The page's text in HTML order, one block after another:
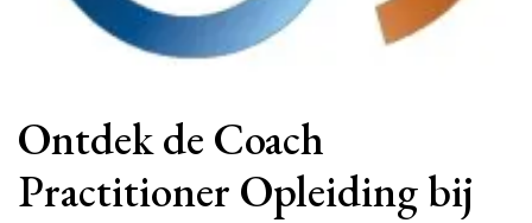
Ontdek de Coach
Practitioner Opleiding bij